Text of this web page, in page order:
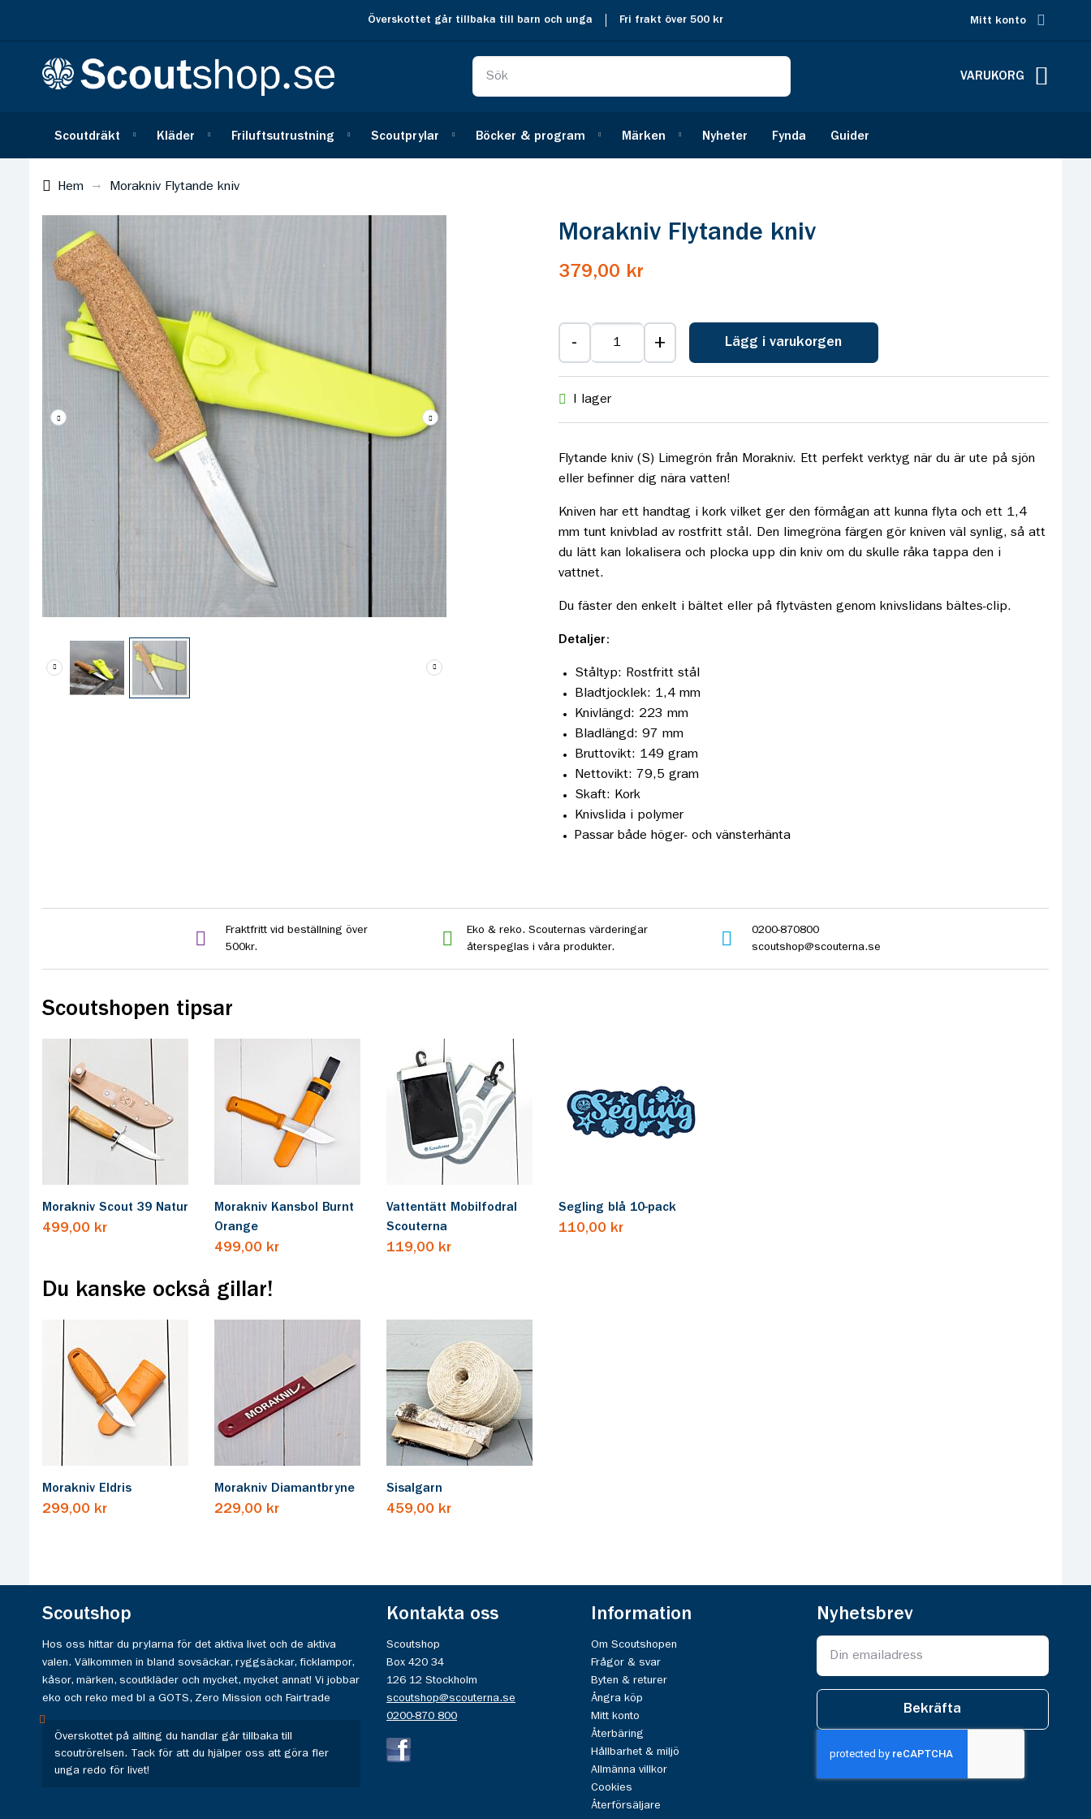
Överskottet går tillbaka till barn och unga Fri frakt över 500 kr Mitt konto
VARUKORG
Scoutdräkt Kläder Friluftsutrustning Scoutprylar Böcker & program Märken Nyheter Fynda Guider
Hem Morakniv Flytande kniv
Morakniv Flytande kniv
379,00 kr
- + Lägg i varukorgen
I lager
Flytande kniv (S) Limegrön från Morakniv. Ett perfekt verktyg när du är ute på sjön
eller befinner dig nära vatten!
Kniven har ett handtag i kork vilket ger den förmågan att kunna flyta och ett 1,4
mm tunt knivblad av rostfritt stål. Den limegröna färgen gör kniven väl synlig, så att
du lätt kan lokalisera och plocka upp din kniv om du skulle råka tappa den i
vattnet.
Du fäster den enkelt i bältet eller på flytvästen genom knivslidans bältes-clip.
Detaljer:
Ståltyp: Rostfritt stål
Bladtjocklek: 1,4 mm
Knivlängd: 223 mm
Bladlängd: 97 mm
Bruttovikt: 149 gram
Nettovikt: 79,5 gram
Skaft: Kork
Knivslida i polymer
Passar både höger- och vänsterhänta
Fraktfritt vid beställning över
500kr.
Eko & reko. Scouternas värderingar
återspeglas i våra produkter.
0200-870800
scoutshop@scouterna.se
Scoutshopen tipsar
Morakniv Scout 39 Natur
499,00 kr
Morakniv Kansbol Burnt
Orange
499,00 kr
Vattentätt Mobilfodral
Scouterna
119,00 kr
Segling blå 10-pack
110,00 kr
Du kanske också gillar!
Morakniv Eldris
299,00 kr
Morakniv Diamantbryne
229,00 kr
Sisalgarn
459,00 kr
Scoutshop
Hos oss hittar du prylarna för det aktiva livet och de aktiva
valen. Välkommen in bland sovsäckar, ryggsäckar, ficklampor,
kåsor, märken, scoutkläder och mycket, mycket annat! Vi jobbar
eko och reko med bl a GOTS, Zero Mission och Fairtrade
Överskottet på allting du handlar går tillbaka till
scoutrörelsen. Tack för att du hjälper oss att göra fler
unga redo för livet!
Information
Om Scoutshopen
Frågor & svar
Byten & returer
Ångra köp
Mitt konto
Återbäring
Hållbarhet & miljö
Allmänna villkor
Cookies
Återförsäljare
Kontakta oss
Scoutshop
Box 420 34
126 12 Stockholm
scoutshop@scouterna.se
0200-870 800
Nyhetsbrev
Bekräfta